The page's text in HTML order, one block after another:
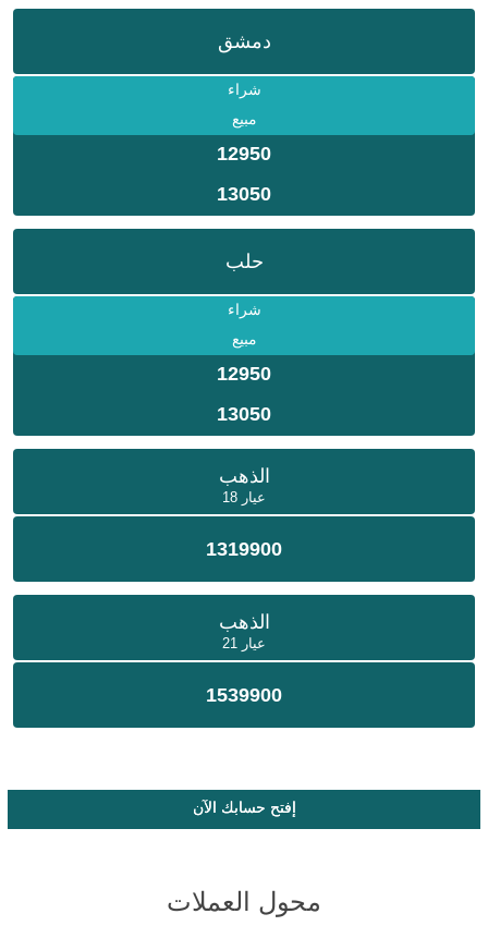
دمشق
شراء
مبيع
12950
13050
حلب
شراء
مبيع
12950
13050
الذهب
عيار 18
1319900
الذهب
عيار 21
1539900
إفتح حسابك الآن
محول العملات